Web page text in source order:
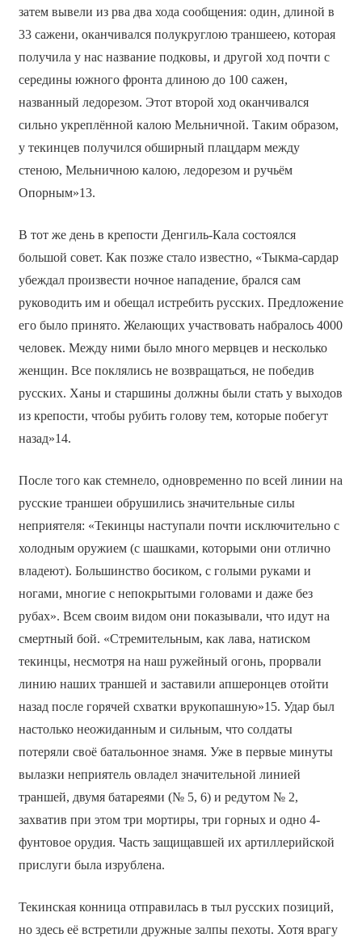
затем вывели из рва два хода сообщения: один, длиной в
33 сажени, оканчивался полукруглою траншеею, которая
получила у нас название подковы, и другой ход почти с
середины южного фронта длиною до 100 сажен,
названный ледорезом. Этот второй ход оканчивался
сильно укреплённой калою Мельничной. Таким образом,
у текинцев получился обширный плацдарм между
стеною, Мельничною калою, ледорезом и ручьём
Опорным»13.
В тот же день в крепости Денгиль-Кала состоялся
большой совет. Как позже стало известно, «Тыкма-сардар
убеждал произвести ночное нападение, брался сам
руководить им и обещал истребить русских. Предложение
его было принято. Желающих участвовать набралось 4000
человек. Между ними было много мервцев и несколько
женщин. Все поклялись не возвращаться, не победив
русских. Ханы и старшины должны были стать у выходов
из крепости, чтобы рубить голову тем, которые побегут
назад»14.
После того как стемнело, одновременно по всей линии на
русские траншеи обрушились значительные силы
неприятеля: «Текинцы наступали почти исключительно с
холодным оружием (с шашками, которыми они отлично
владеют). Большинство босиком, с голыми руками и
ногами, многие с непокрытыми головами и даже без
рубах». Всем своим видом они показывали, что идут на
смертный бой. «Стремительным, как лава, натиском
текинцы, несмотря на наш ружейный огонь, прорвали
линию наших траншей и заставили апшеронцев отойти
назад после горячей схватки врукопашную»15. Удар был
настолько неожиданным и сильным, что солдаты
потеряли своё батальонное знамя. Уже в первые минуты
вылазки неприятель овладел значительной линией
траншей, двумя батареями (№ 5, 6) и редутом № 2,
захватив при этом три мортиры, три горных и одно 4-
фунтовое орудия. Часть защищавшей их артиллерийской
прислуги была изрублена.
Текинская конница отправилась в тыл русских позиций,
но здесь её встретили дружные залпы пехоты. Хотя врагу